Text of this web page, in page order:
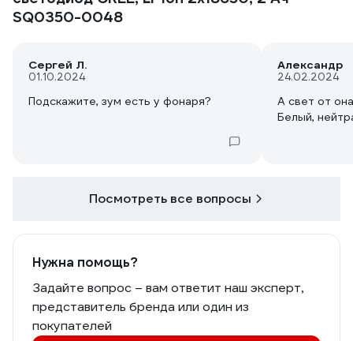
SQ0350-0048
Сергей Л.
01.10.2024
Подскажите, зум есть у фонаря?
Александр
24.02.2024
А свет от
Белый,
Посмотреть все вопросы
Нужна помощь?
Задайте вопрос – вам ответит наш эксперт,
представитель бренда или один из
покупателей